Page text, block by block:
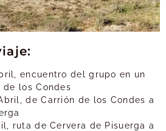
encuentro del grupo en un
de los Condes
de Carrión de los Condes a
ruta de Cervera de Pisuerga a